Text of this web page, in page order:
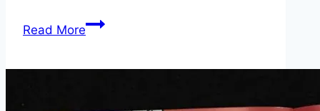
Read MorePendaftaran